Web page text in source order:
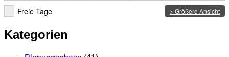
> Größere Ansicht
Freie Tage
Kategorien